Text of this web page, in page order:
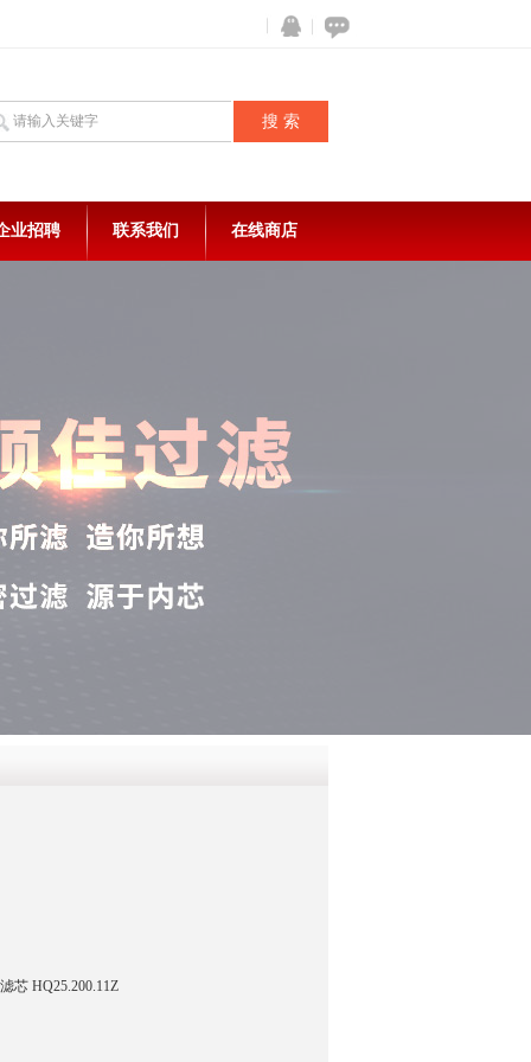
业招聘 联系我们 在线商店
芯 HQ25.200.11Z